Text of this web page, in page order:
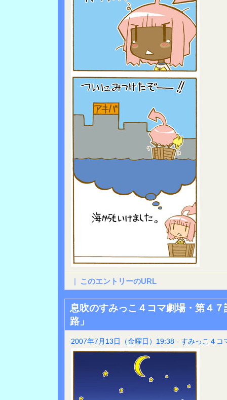
| このエントリーのURL
息吹のすみっこ４コマ劇場・第４
路」
2007年7月13日（金曜日）19:38 - すみっこ４コ